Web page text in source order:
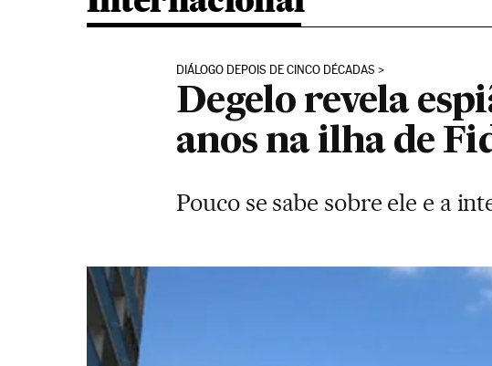
DIÁLOGO DEPOIS DE CINCO DÉCADAS
Degelo revela
anos na ilha de
Pouco se sabe sobre ele e a